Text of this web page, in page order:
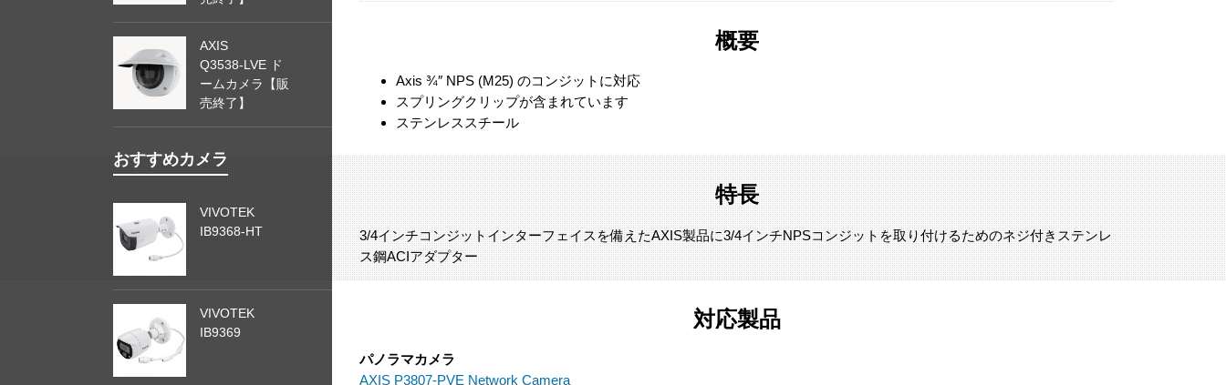
概要
Axis ¾″ NPS (M25) のコンジットに対応
スプリングクリップが含まれています
ステンレススチール
特長
3/4インチコンジットインターフェイスを備えたAXIS製品に3/4インチNPSコンジットを取り付けるためのネジ付きステンレ
ス鋼ACIアダプター
対応製品
パノラマカメラ
AXIS P3807-PVE Network Camera
AXIS
Q3538-LVE ド
ームカメラ【販
売終了】
おすすめカメラ
VIVOTEK
IB9368-HT
VIVOTEK
IB9369